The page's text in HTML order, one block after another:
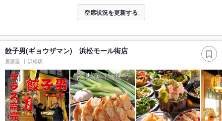
空席状況を更新する
餃子男(ギョウザマン) 浜松モール街店
居酒屋 浜松駅